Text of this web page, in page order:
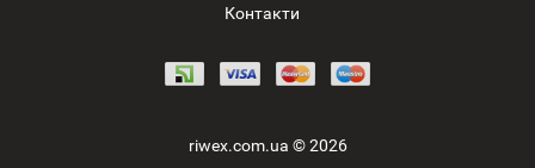
Контакти
riwex.com.ua © 2026